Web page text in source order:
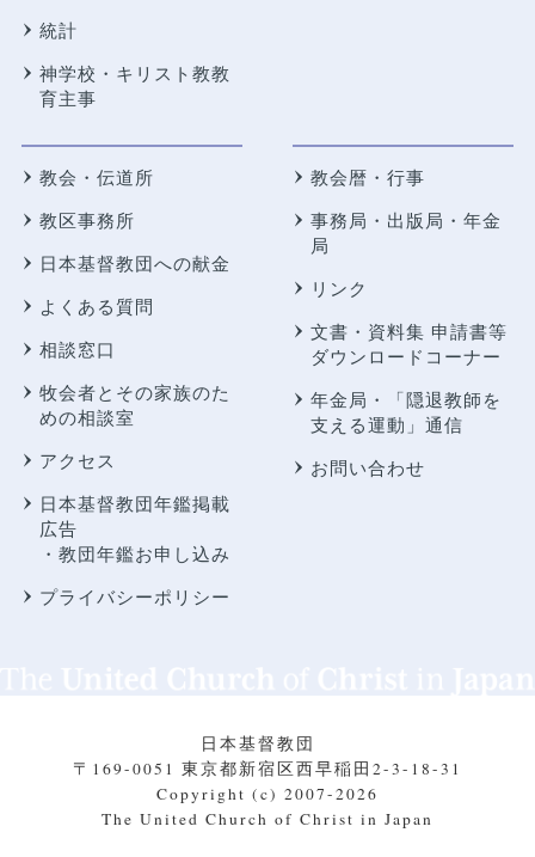
統計
神学校・キリスト教教
育主事
教会・伝道所
教区事務所
日本基督教団への献金
よくある質問
相談窓口
牧会者とその家族のた
めの相談室
アクセス
日本基督教団年鑑掲載
広告
・教団年鑑お申し込み
プライバシーポリシー
教会暦・行事
事務局・出版局・年金
局
リンク
文書・資料集 申請書等
ダウンロードコーナー
年金局・
「隠退教師を
支える運動」通信
お問い合わせ
日本基督教団
〒169-0051 東京都新宿区西早稲田2-3-18-31
Copyright (c) 2007-2026
The United Church of Christ in Japan